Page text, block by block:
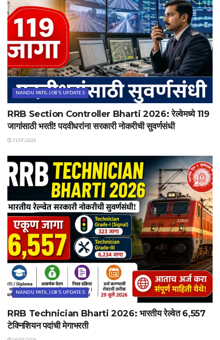
NANDU PATIL JOB'S UPDATES
RRB Section Controller Bharti 2026: रेल्वेमध्ये 119
जागांसाठी भरती! पदवीधरांना सरकारी नोकरीची सुवर्णसंधी
21/07/2026
NANDU PATIL JOB'S UPDATES
RRB Technician Bharti 2026: भारतीय रेल्वेत 6,557
टेक्निशियन पदांची मेगाभरती